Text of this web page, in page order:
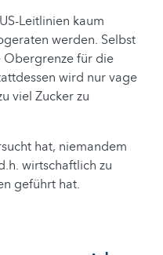
Leitlinien kaum
werden. Selbst
Obergrenze für die
wird nur vage
viel Zucker zu
hat, niemandem
wirtschaftlich zu
geführt hat.